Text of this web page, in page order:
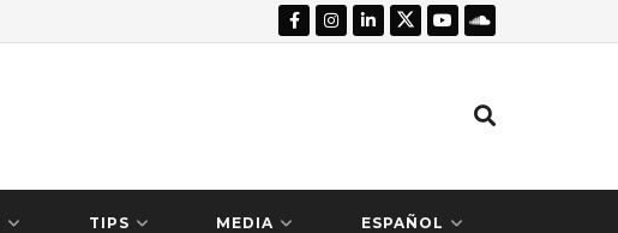
TIPS MEDIA ESPAÑOL